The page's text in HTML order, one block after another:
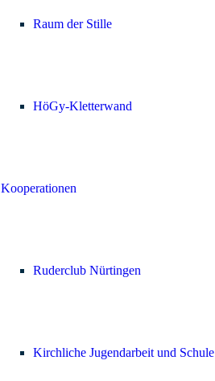
Raum der Stille
HöGy-Kletterwand
Kooperationen
Ruderclub Nürtingen
Kirchliche Jugendarbeit und Schule